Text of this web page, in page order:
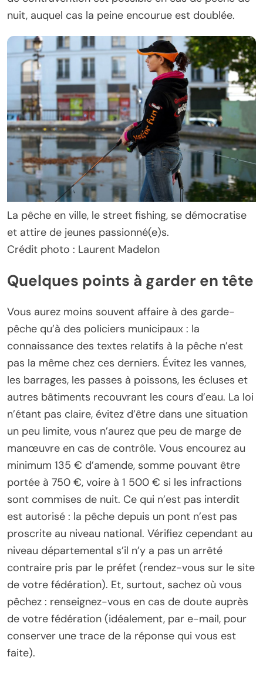
nuit, auquel cas la peine encourue est doublée.
La pêche en ville, le street fishing, se démocratise
et attire de jeunes passionné(e)s.
Crédit photo : Laurent Madelon
Quelques points à garder en tête
Vous aurez moins souvent affaire à des garde-
pêche qu’à des policiers municipaux : la
connaissance des textes relatifs à la pêche n’est
pas la même chez ces derniers. Évitez les vannes,
les barrages, les passes à poissons, les écluses et
autres bâtiments recouvrant les cours d’eau. La loi
n’étant pas claire, évitez d’être dans une situation
un peu limite, vous n’aurez que peu de marge de
manœuvre en cas de contrôle. Vous encourez au
minimum 135 € d’amende, somme pouvant être
portée à 750 €, voire à 1 500 € si les infractions
sont commises de nuit. Ce qui n’est pas interdit
est autorisé : la pêche depuis un pont n’est pas
proscrite au niveau national. Vérifiez cependant au
niveau départemental s’il n’y a pas un arrêté
contraire pris par le préfet (rendez-vous sur le site
de votre fédération). Et, surtout, sachez où vous
pêchez : renseignez-vous en cas de doute auprès
de votre fédération (idéalement, par e-mail, pour
conserver une trace de la réponse qui vous est
faite).